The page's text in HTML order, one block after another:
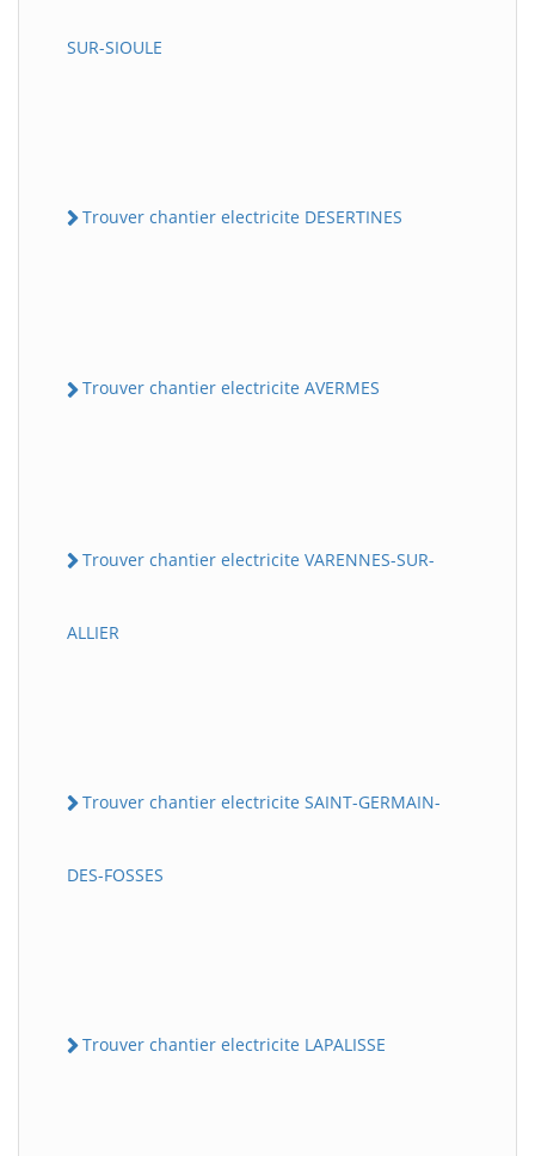
SUR-SIOULE
Trouver chantier electricite DESERTINES
Trouver chantier electricite AVERMES
Trouver chantier electricite VARENNES-SUR-
ALLIER
Trouver chantier electricite SAINT-GERMAIN-
DES-FOSSES
Trouver chantier electricite LAPALISSE